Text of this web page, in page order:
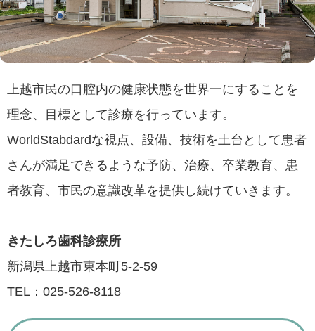
上越市民の口腔内の健康状態を世界一にすることを
理念、目標として診療を行っています。
WorldStabdardな視点、設備、技術を土台として患者
さんが満足できるような予防、治療、卒業教育、患
者教育、市民の意識改革を提供し続けていきます。
きたしろ歯科診療所
新潟県上越市東本町5-2-59
TEL：025-526-8118